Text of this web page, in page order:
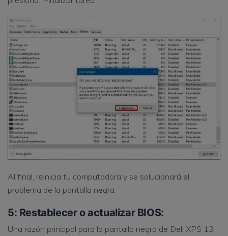
Al final, reinicia tu computadora y se solucionará el
problema de la pantalla negra.
5: Restablecer o actualizar BIOS:
Una razón principal para la pantalla negra de Dell XPS 13